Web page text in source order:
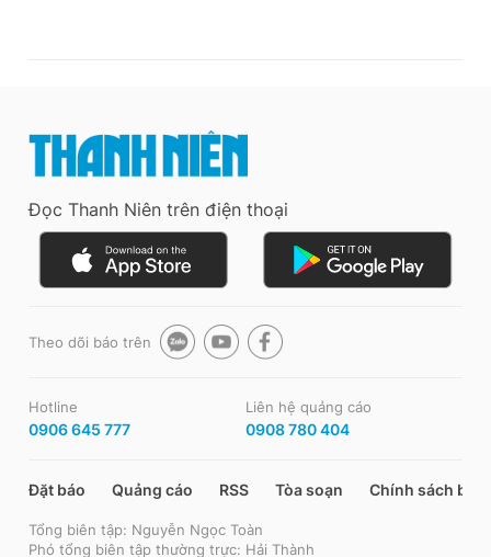
Đọc Thanh Niên trên điện thoại
Theo dõi báo trên
Hotline
0906 645 777
Liên hệ quảng cáo
0908 780 404
Đặt báo Quảng cáo RSS Tòa soạn Chính sách bảo
Tổng biên tập: Nguyễn Ngọc Toàn
Phó tổng biên tập thường trực: Hải Thành